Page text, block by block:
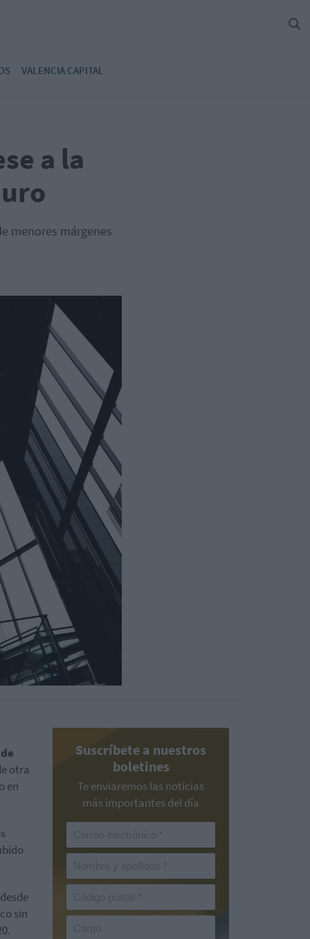
VALENCIA CAPITAL
a la
menores márgenes
otra
en
sin
Suscríbete a nuestros
boletines
Te enviaremos las noticias
más importantes del día